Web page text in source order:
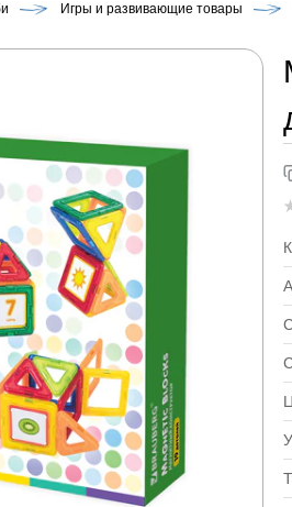
Игры и развивающие товары